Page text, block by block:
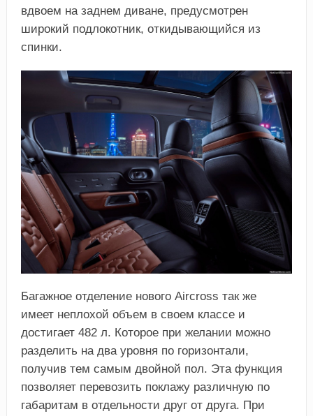
вдвоем на заднем диване, предусмотрен
широкий подлокотник, откидывающийся из
спинки.
Багажное отделение нового Aircross так же
имеет неплохой объем в своем классе и
достигает 482 л. Которое при желании можно
разделить на два уровня по горизонтали,
получив тем самым двойной пол. Эта функция
позволяет перевозить поклажу различную по
габаритам в отдельности друг от друга. При